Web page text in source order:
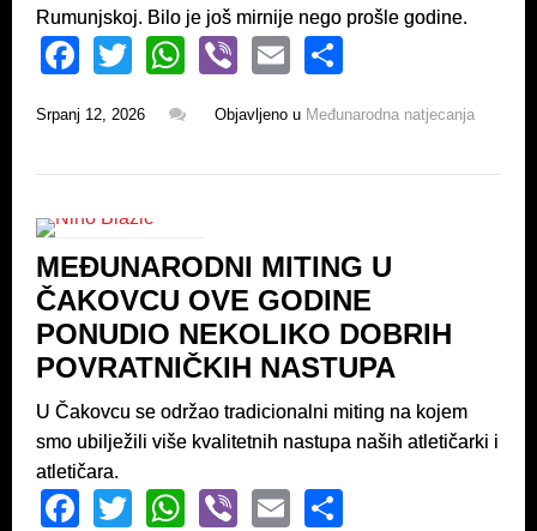
Rumunjskoj. Bilo je još mirnije nego prošle godine.
F
c
e
o
k
T
tt
er
W
at
s
p
Vi
er
E
ail ar
e
Srpanj 12, 2026 Objavljeno u Međunarodna natjecanja
MEĐUNARODNI MITING U
ČAKOVCU OVE GODINE
PONUDIO NEKOLIKO DOBRIH
POVRATNIČKIH NASTUPA
U Čakovcu se održao tradicionalni miting na kojem
smo ubilježili više kvalitetnih nastupa naših atletičarki i
atletičara.
F
T
W
Vi
E